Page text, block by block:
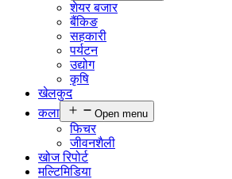
शेयर बजार
बैंकिङ
सहकारी
पर्यटन
उद्योग
कृषि
खेलकुद
कला
Open menu
फिचर
जीवनशैली
खोज रिपोर्ट
मल्टिमिडिया